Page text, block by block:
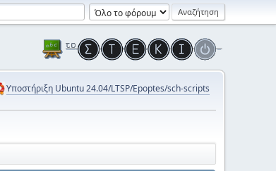
Υποστήριξη Ubuntu 24.04/LTSP/Epoptes/sch-scripts